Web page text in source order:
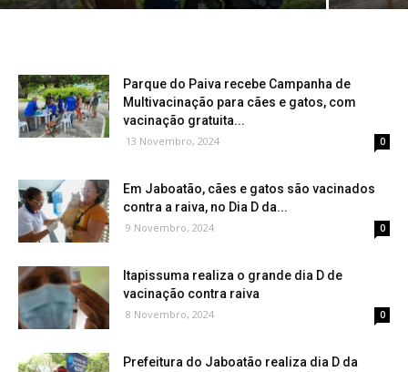
Parque do Paiva recebe Campanha de
Multivacinação para cães e gatos, com
vacinação gratuita...
13 Novembro, 2024 0
Em Jaboatão, cães e gatos são vacinados
contra a raiva, no Dia D da...
9 Novembro, 2024 0
Itapissuma realiza o grande dia D de
vacinação contra raiva
8 Novembro, 2024 0
Prefeitura do Jaboatão realiza dia D da